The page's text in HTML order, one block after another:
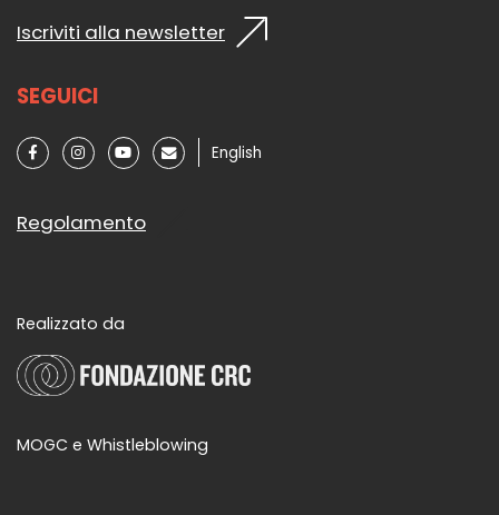
Iscriviti alla newsletter
SEGUICI
English
Regolamento
Realizzato da
MOGC e Whistleblowing